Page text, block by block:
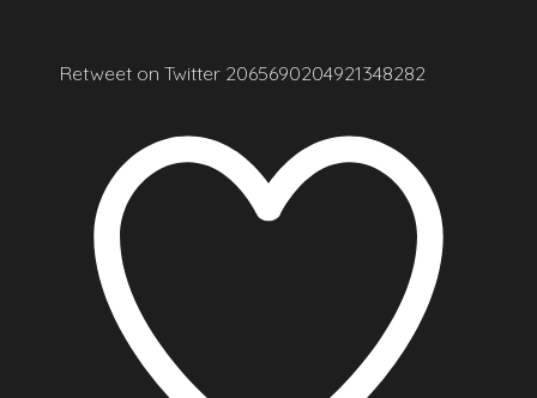
Retweet on Twitter 2065690204921348282